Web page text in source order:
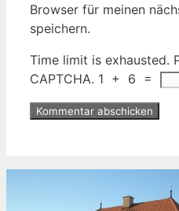
Browser für meinen
speichern.
Time limit is exhausted.
CAPTCHA. 1 + 6 =